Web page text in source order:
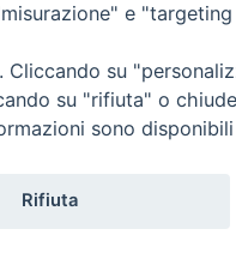
e
su
su "rifiuta" o
sono disponibili
Rifiuta